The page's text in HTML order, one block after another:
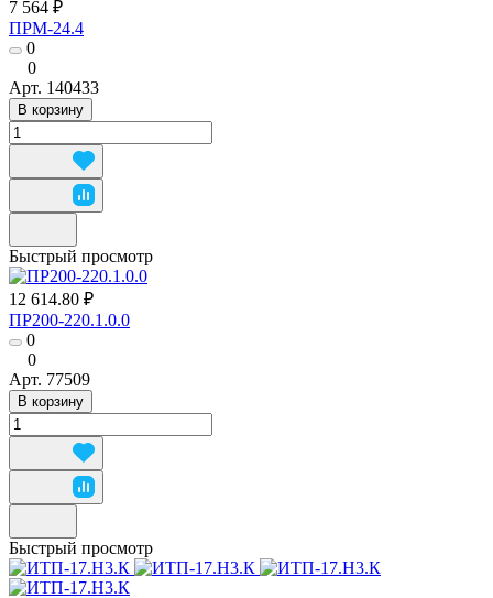
7 564 ₽
ПРМ-24.4
0
0
Арт. 140433
В корзину
Быстрый просмотр
12 614.80 ₽
ПР200-220.1.0.0
0
0
Арт. 77509
В корзину
Быстрый просмотр